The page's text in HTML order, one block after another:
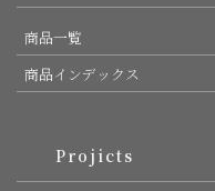
商品一覧
商品インデックス
Projicts